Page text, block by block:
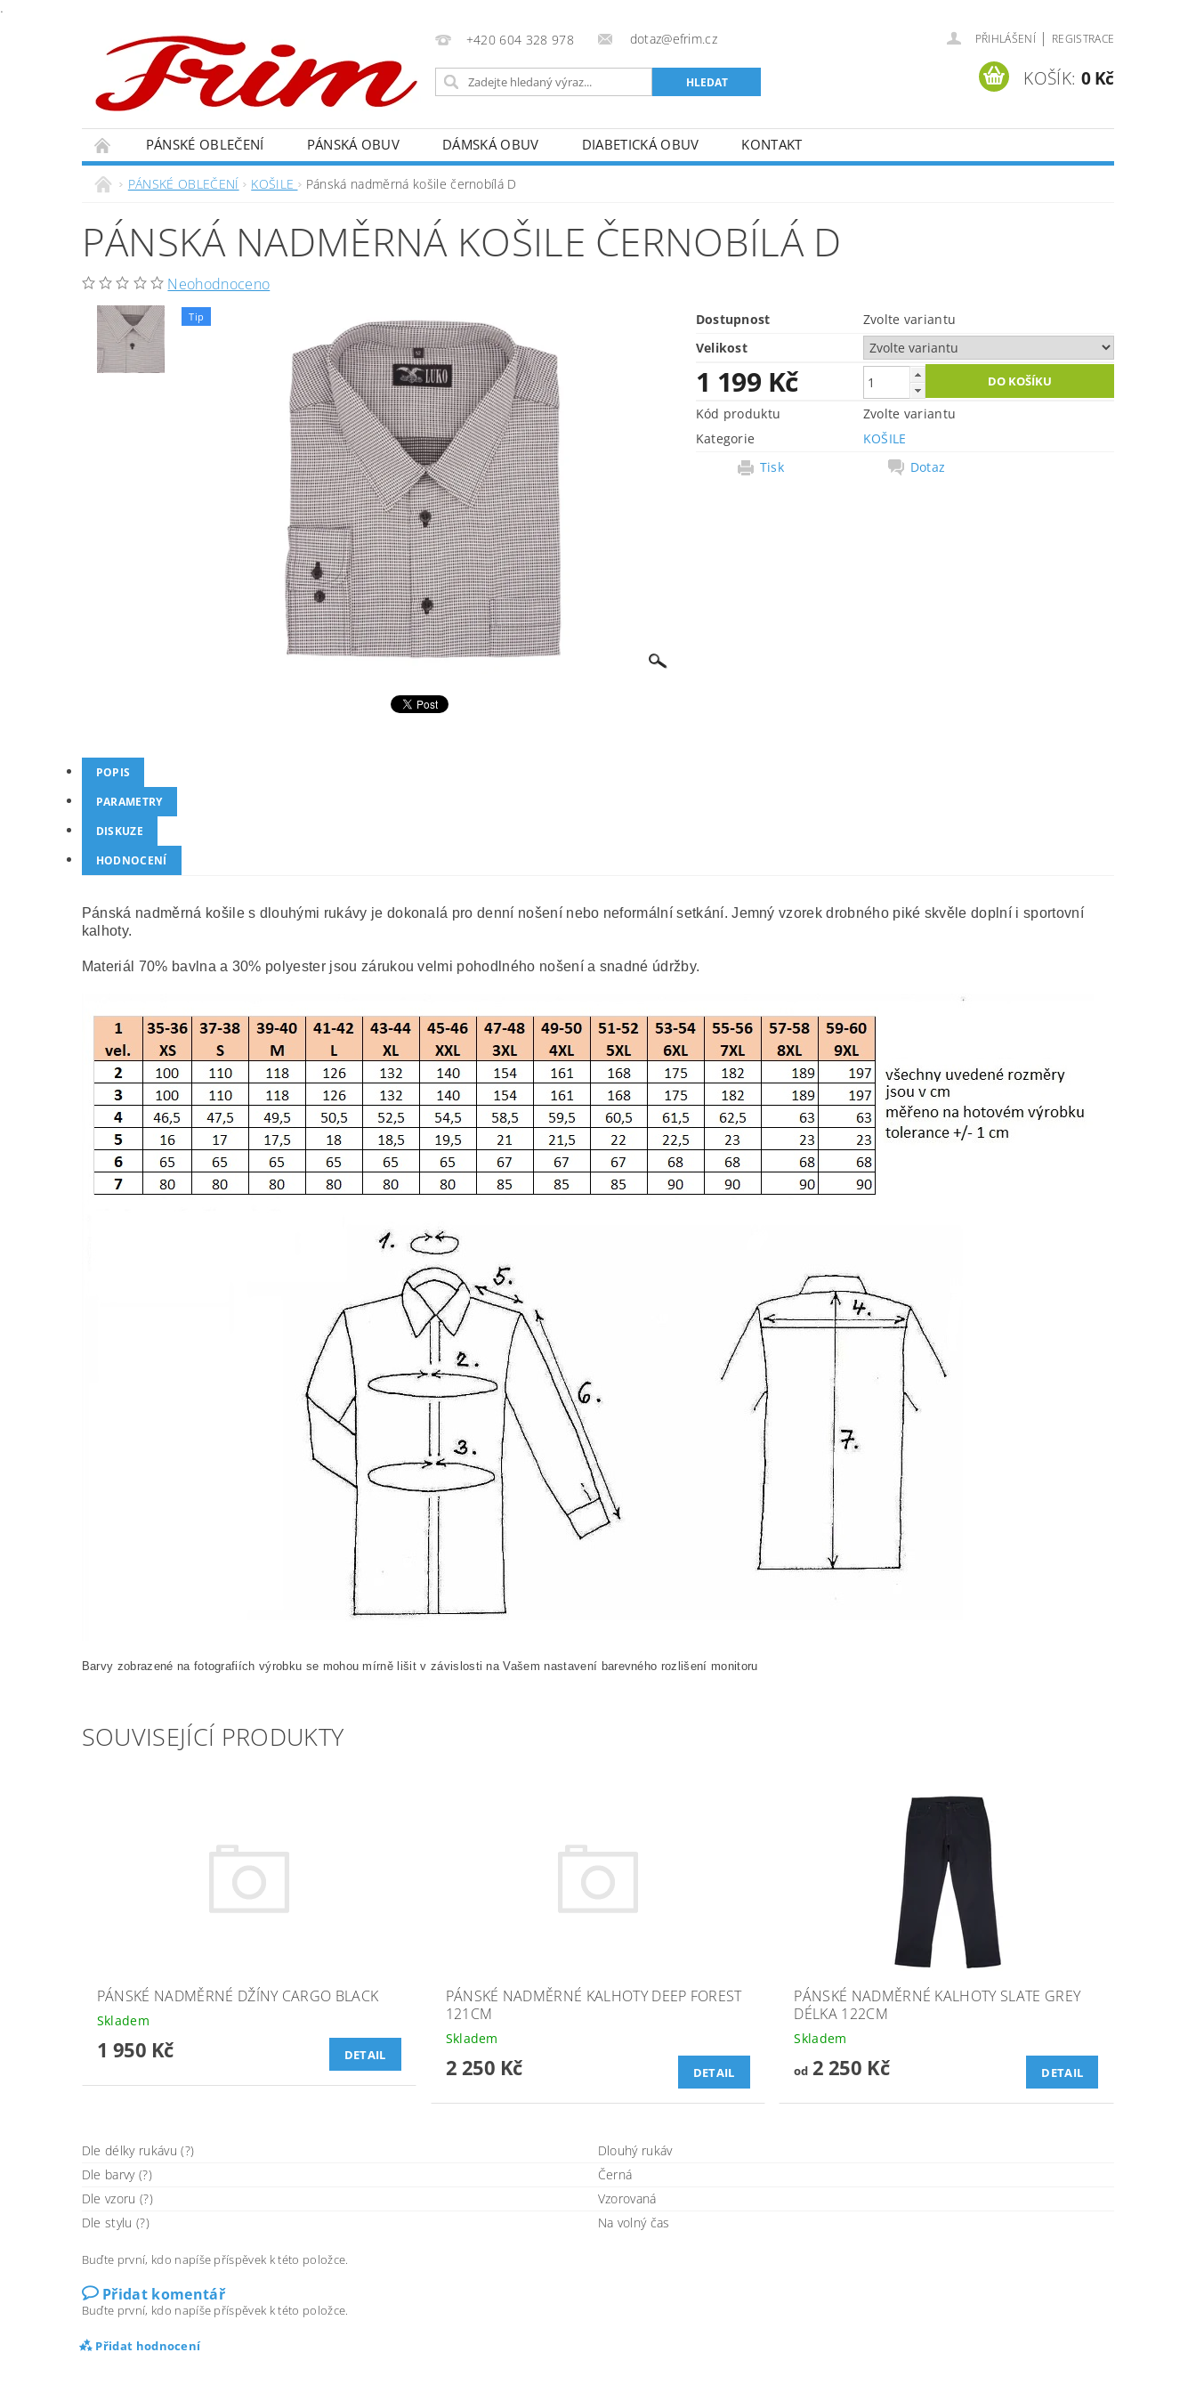
.
+420 604 328 978 dotaz@efrim.cz PŘIHLÁŠENÍ | REGISTRACE
KOŠÍK: 0 Kč
PÁNSKÉ OBLEČENÍ PÁNSKÁ OBUV DÁMSKÁ OBUV DIABETICKÁ OBUV KONTAKT
PÁNSKÉ OBLEČENÍ KOŠILE Pánská nadměrná košile černobílá D
PÁNSKÁ NADMĚRNÁ KOŠILE ČERNOBÍLÁ D
Neohodnoceno
Tip Dostupnost
Zvolte variantu
Velikost
1 199 Kč
Kód produktu
Zvolte variantu
Kategorie
KOŠILE
Tisk
Dotaz
POPIS
PARAMETRY
DISKUZE
HODNOCENÍ
Pánská nadměrná košile s dlouhými rukávy je dokonalá pro denní nošení nebo neformální setkání. Jemný vzorek drobného piké skvěle doplní i sportovní
kalhoty.
Materiál 70% bavlna a 30% polyester jsou zárukou velmi pohodlného nošení a snadné údržby.
Barvy zobrazené na fotografiích výrobku se mohou mírně lišit v závislosti na Vašem nastavení barevného rozlišení monitoru
SOUVISEJÍCÍ PRODUKTY
PÁNSKÉ NADMĚRNÉ DŽÍNY CARGO BLACK
Skladem
1 950 Kč DETAIL
PÁNSKÉ NADMĚRNÉ KALHOTY DEEP FOREST
121CM
Skladem
2 250 Kč DETAIL
PÁNSKÉ NADMĚRNÉ KALHOTY SLATE GREY
DÉLKA 122CM
Skladem
od2 250 Kč DETAIL
Dle délky rukávu (?)
Dlouhý rukáv
Dle barvy (?)
Černá
Dle vzoru (?)
Vzorovaná
Dle stylu (?)
Na volný čas
Buďte první, kdo napíše příspěvek k této položce.
Přidat komentář
Buďte první, kdo napíše příspěvek k této položce.
Přidat hodnocení